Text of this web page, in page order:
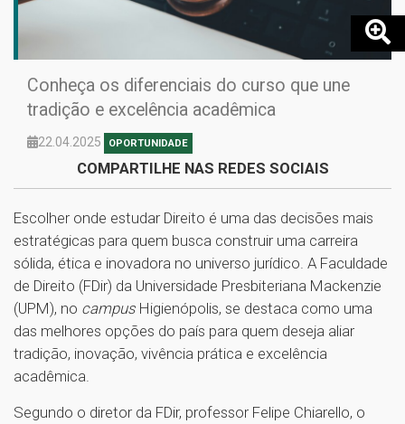
Conheça os diferenciais do curso que une
tradição e excelência acadêmica
22.04.2025 OPORTUNIDADE
COMPARTILHE NAS REDES SOCIAIS
Escolher onde estudar Direito é uma das decisões mais
estratégicas para quem busca construir uma carreira
sólida, ética e inovadora no universo jurídico. A Faculdade
de Direito (FDir) da Universidade Presbiteriana Mackenzie
(UPM), no campus Higienópolis, se destaca como uma
das melhores opções do país para quem deseja aliar
tradição, inovação, vivência prática e excelência
acadêmica.
Segundo o diretor da FDir, professor Felipe Chiarello, o